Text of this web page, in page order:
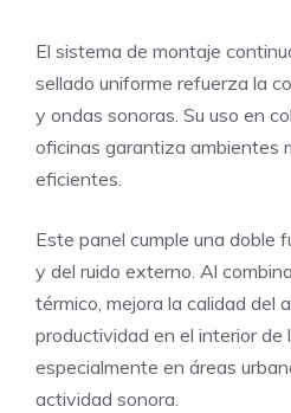
El sistema de montaje
sellado uniforme refuerza la
y ondas sonoras. Su uso en
oficinas garantiza ambientes
eficientes.
Este panel cumple una doble
y del ruido externo. Al
térmico, mejora la calidad del
productividad en el interior de
especialmente en áreas
actividad sonora.